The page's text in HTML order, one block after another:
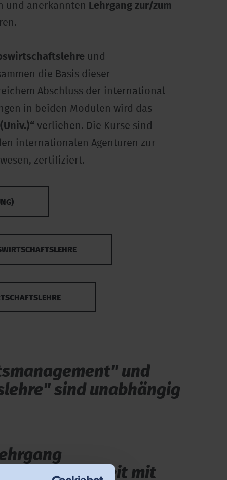
und anerkannten Lehrgang zur/zum
und
die Basis dieser
Abschluss der international
in beiden Modulen wird das
verliehen. Die Kurse sind
internationalen Agenturen zur
zertifiziert.
und
sind unabhängig
also jederzeit mit